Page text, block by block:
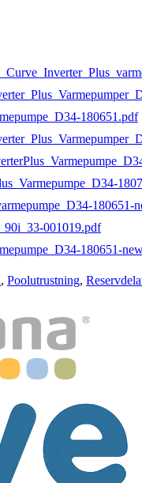
180651.pdf
180651-
001019.pdf
180651-
, Poolutrustning,